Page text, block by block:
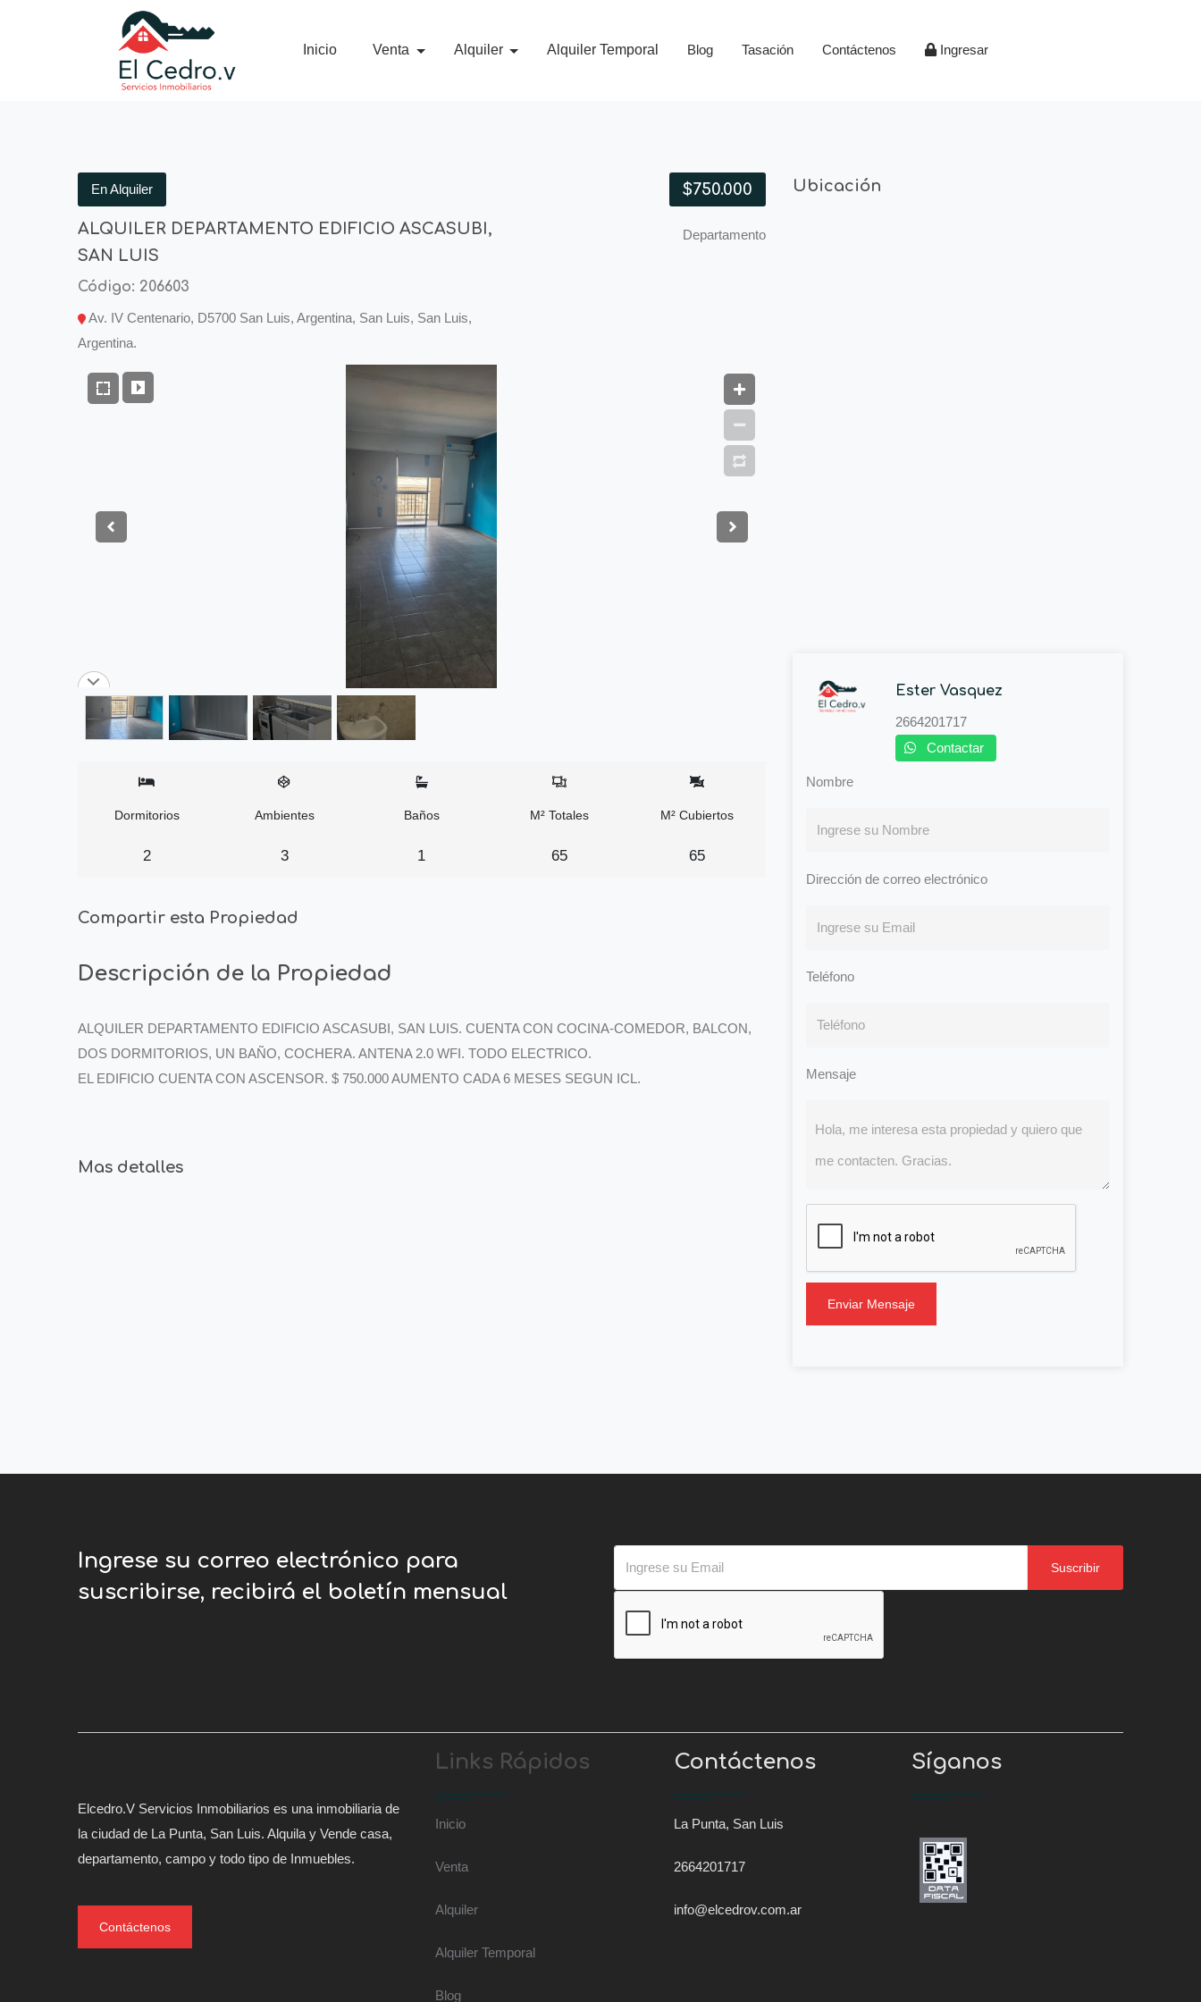
Inicio Venta Alquiler Alquiler Temporal Blog Tasación Contáctenos Ingresar
En Alquiler
ALQUILER DEPARTAMENTO EDIFICIO ASCASUBI,
SAN LUIS
Código: 206603
Av. IV Centenario, D5700 San Luis, Argentina, San Luis, San Luis,
Argentina.
$750.000
Departamento
Dormitorios
2
Ambientes
3
Baños
1
M² Totales
65
M² Cubiertos
65
Compartir esta Propiedad
Descripción de la Propiedad
ALQUILER DEPARTAMENTO EDIFICIO ASCASUBI, SAN LUIS. CUENTA CON COCINA-COMEDOR, BALCON,
DOS DORMITORIOS, UN BAÑO, COCHERA. ANTENA 2.0 WFI. TODO ELECTRICO.
EL EDIFICIO CUENTA CON ASCENSOR. $ 750.000 AUMENTO CADA 6 MESES SEGUN ICL.
Mas detalles
Ubicación
Ester Vasquez
2664201717
Contactar
Nombre
Dirección de correo electrónico
Teléfono
Mensaje
Enviar Mensaje
Ingrese su correo electrónico para
suscribirse, recibirá el boletín mensual
Suscribir
Elcedro.V Servicios Inmobiliarios es una inmobiliaria de
la ciudad de La Punta, San Luis. Alquila y Vende casa,
departamento, campo y todo tipo de Inmuebles.
Contáctenos
Links Rápidos
Inicio
Venta
Alquiler
Alquiler Temporal
Blog
Contáctenos
La Punta, San Luis
2664201717
info@elcedrov.com.ar
Síganos